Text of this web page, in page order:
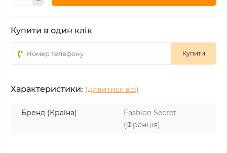
Купити в один клік
Купити
Характеристики: (дивитися всі)
Бренд (Країна)
Fashion Secret
(Франція)